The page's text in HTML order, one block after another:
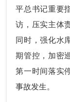
平总书记重要
访，压实主体
同时，强化水
期管控，加密
第一时间落实
事故发生。